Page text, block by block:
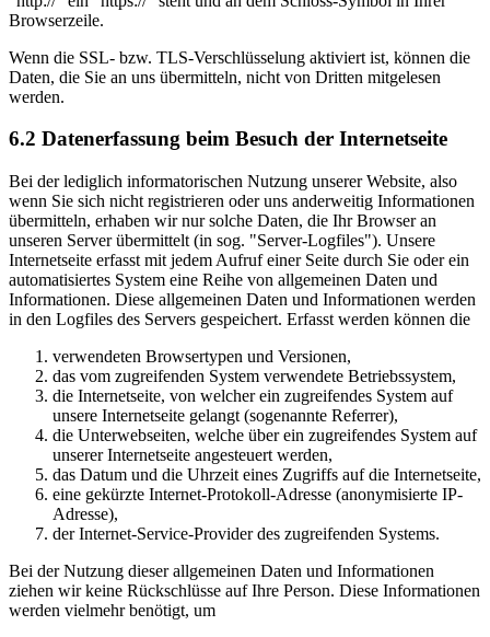
Browserzeile.
Wenn die SSL- bzw. TLS-Verschlüsselung aktiviert ist, können die
Daten, die Sie an uns übermitteln, nicht von Dritten mitgelesen
werden.
6.2 Datenerfassung beim Besuch der Internetseite
Bei der lediglich informatorischen Nutzung unserer Website, also
wenn Sie sich nicht registrieren oder uns anderweitig Informationen
übermitteln, erhaben wir nur solche Daten, die Ihr Browser an
unseren Server übermittelt (in sog. "Server-Logfiles"). Unsere
Internetseite erfasst mit jedem Aufruf einer Seite durch Sie oder ein
automatisiertes System eine Reihe von allgemeinen Daten und
Informationen. Diese allgemeinen Daten und Informationen werden
in den Logfiles des Servers gespeichert. Erfasst werden können die
verwendeten Browsertypen und Versionen,
das vom zugreifenden System verwendete Betriebssystem,
die Internetseite, von welcher ein zugreifendes System auf
unsere Internetseite gelangt (sogenannte Referrer),
die Unterwebseiten, welche über ein zugreifendes System auf
unserer Internetseite angesteuert werden,
das Datum und die Uhrzeit eines Zugriffs auf die Internetseite,
eine gekürzte Internet-Protokoll-Adresse (anonymisierte IP-
Adresse),
der Internet-Service-Provider des zugreifenden Systems.
Bei der Nutzung dieser allgemeinen Daten und Informationen
ziehen wir keine Rückschlüsse auf Ihre Person. Diese Informationen
werden vielmehr benötigt, um